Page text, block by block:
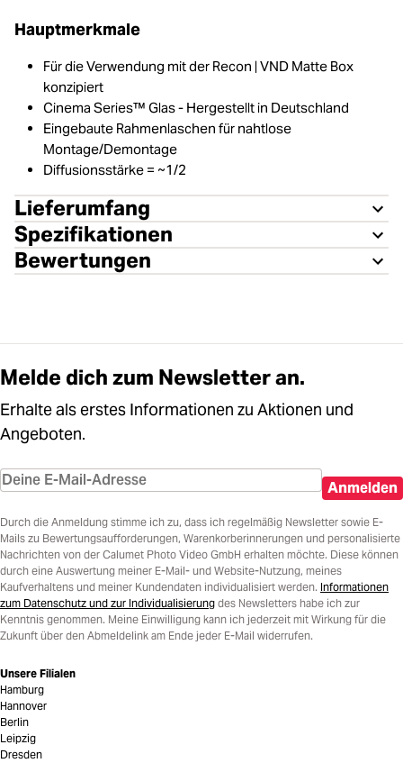
Hauptmerkmale
Für die Verwendung mit der Recon | VND Matte Box
konzipiert
Cinema Series™ Glas - Hergestellt in Deutschland
Eingebaute Rahmenlaschen für nahtlose
Montage/Demontage
Diffusionsstärke = ~1/2
Lieferumfang
Spezifikationen
Bewertungen
Melde dich zum Newsletter an.
Erhalte als erstes Informationen zu Aktionen und
Angeboten.
Anmelden
Durch die Anmeldung stimme ich zu, dass ich regelmäßig Newsletter sowie E-
Mails zu Bewertungsaufforderungen, Warenkorberinnerungen und personalisierte
Nachrichten von der Calumet Photo Video GmbH erhalten möchte. Diese können
durch eine Auswertung meiner E-Mail- und Website-Nutzung, meines
Kaufverhaltens und meiner Kundendaten individualisiert werden. Informationen
zum Datenschutz und zur Individualisierung des Newsletters habe ich zur
Kenntnis genommen. Meine Einwilligung kann ich jederzeit mit Wirkung für die
Zukunft über den Abmeldelink am Ende jeder E-Mail widerrufen.
Unsere Filialen
Hamburg
Hannover
Berlin
Leipzig
Dresden